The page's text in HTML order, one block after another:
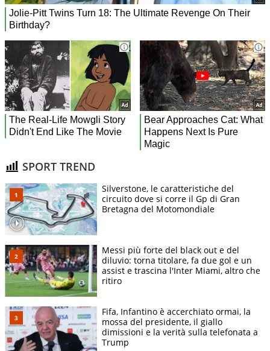
SPORT TREND
Silverstone, le caratteristiche del
circuito dove si corre il Gp di Gran
Bretagna del Motomondiale
Messi più forte del black out e del
diluvio: torna titolare, fa due gol e un
assist e trascina l'Inter Miami, altro che
ritiro
Fifa, Infantino è accerchiato ormai, la
mossa del presidente, il giallo
dimissioni e la verità sulla telefonata a
Trump